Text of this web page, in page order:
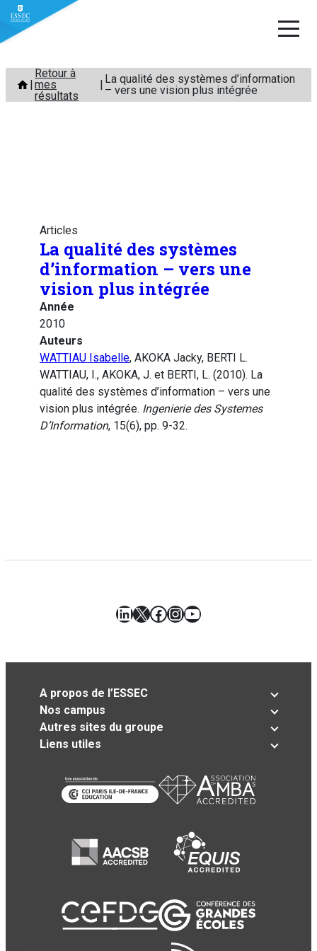
Aller
contenu
Retour à
mes
résultats
La qualité des systèmes d’information
– vers une vision plus intégrée
Articles
La qualité des systèmes
d’information – vers une
vision plus intégrée
Année
2010
Auteurs
WATTIAU Isabelle, AKOKA Jacky, BERTI L.
WATTIAU, I., AKOKA, J. et BERTI, L. (2010). La
qualité des systèmes d’information – vers une
vision plus intégrée. Ingenierie des Systemes
D’Information, 15(6), pp. 9-32.
LinkedIn
X Facebook
Instagram
YouTube
A propos de l’ESSEC
Nos campus
Autres sites du groupe
Liens utiles